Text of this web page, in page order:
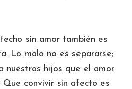
sin amor también es
Lo malo no es separarse;
nuestros hijos que el amor
convivir sin afecto es